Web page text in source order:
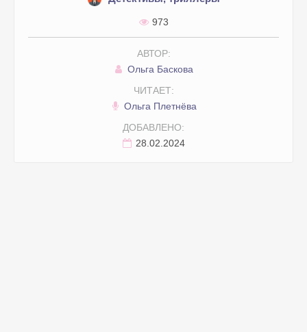
30. Проклятая сабля крымского хана
31. Проклятая сабля крымского хана
35. Проклятая сабля крымского хана
973
АВТОР:
Ольга Баскова
ЧИТАЕТ:
Ольга Плетнёва
ДОБАВЛЕНО:
28.02.2024